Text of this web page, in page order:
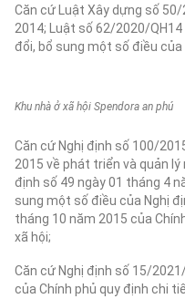
Căn cứ Luật Xây dựng số
2014; Luật số 62/2020/
đổi, bổ sung một số điều
Khu nhà ở xã hội Spendora an phú
Căn cứ Nghị định số 100/
2015 về phát triển và quản lý
định số 49 ngày 01 tháng 4
sung một số điều của Nghị
tháng 10 năm 2015 của
xã hội;
Căn cứ Nghị định số 15/
của Chính phủ quy định chi